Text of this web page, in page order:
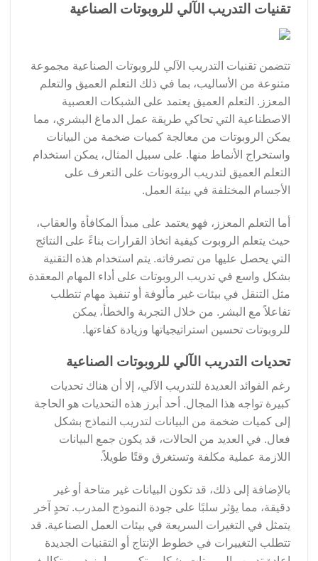
تقنيات التدريب الآلي للروبوتات الصناعية
تتضمن تقنيات التدريب الآلي للروبوتات الصناعية مجموعة
متنوعة من الأساليب، بما في ذلك التعلم العميق والتعلم
المعزز. التعلم العميق يعتمد على الشبكات العصبية
الاصطناعية التي تحاكي طريقة عمل الدماغ البشري، مما
يمكن الروبوتات من معالجة كميات ضخمة من البيانات
واستخراج الأنماط منها. على سبيل المثال، يمكن استخدام
التعلم العميق لتدريب الروبوتات على التعرف على
الأجسام المختلفة في بيئة العمل.
أما التعلم المعزز، فهو يعتمد على مبدأ المكافأة والعقاب،
حيث يتعلم الروبوت كيفية اتخاذ القرارات بناءً على النتائج
التي يحصل عليها من تصرفاته. يتم استخدام هذه التقنية
بشكل واسع في تدريب الروبوتات على أداء المهام المعقدة
مثل التنقل في بيئات غير مألوفة أو تنفيذ مهام تتطلب
تفاعلاً مع البشر. من خلال التجربة والخطأ، يمكن
للروبوتات تحسين استراتيجياتها وزيادة كفاءتها.
تحديات التدريب الآلي للروبوتات الصناعية
رغم الفوائد العديدة للتدريب الآلي، إلا أن هناك تحديات
كبيرة تواجه هذا المجال. أحد أبرز هذه التحديات هو الحاجة
إلى كميات ضخمة من البيانات لتدريب النماذج بشكل
فعال. في العديد من الحالات، قد يكون جمع البيانات
اللازمة عملية مكلفة وتستغرق وقتًا طويلاً.
بالإضافة إلى ذلك، قد تكون البيانات غير متاحة أو غير
دقيقة، مما يؤثر سلبًا على جودة النموذج المدرب. تحدٍ آخر
يتمثل في التغيرات السريعة في بيئات العمل الصناعية. قد
تتطلب التغييرات في خطوط الإنتاج أو التقنيات الجديدة